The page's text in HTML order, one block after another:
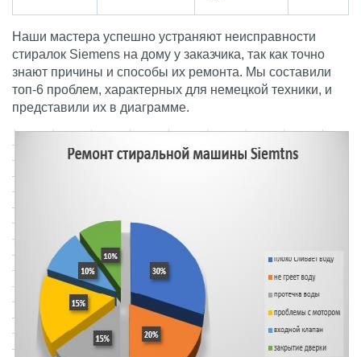
Наши мастера успешно устраняют неисправности
стиралок Siemens на дому у заказчика, так как точно
знают причины и способы их ремонта. Мы составили
топ-6 проблем, характерных для немецкой техники, и
представили их в диаграмме.